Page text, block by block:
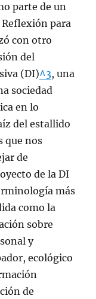
parte de un
para
con otro
del
(DI)^3, una
sociedad
en lo
del estallido
que nos
de
de la DI
más
como la
sobre
y
ecológico
de